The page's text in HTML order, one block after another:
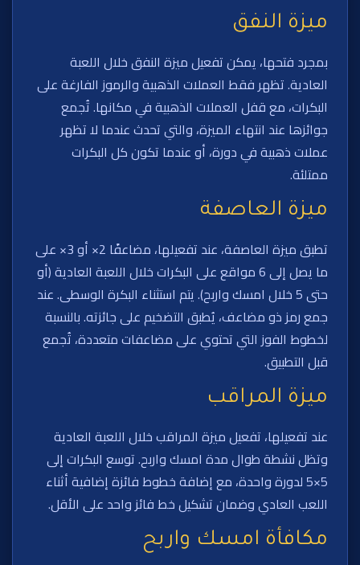
ميزة النفق
بمجرد فتحها، يمكن تفعيل ميزة النفق خلال اللعبة
العادية. تظهر فقط العملات الذهبية والرموز الفارغة على
البكرات، مع قفل العملات الذهبية في مكانها. تُجمع
جوائزها عند انتهاء الميزة، والتي تحدث عندما لا تظهر
عملات ذهبية في دورة، أو عندما تكون كل البكرات
ممتلئة.
ميزة العاصفة
تطبق ميزة العاصفة، عند تفعيلها، مضاعفًا 2× أو 3× على
ما يصل إلى 6 مواقع على البكرات خلال اللعبة العادية (أو
حتى 5 خلال امسك واربح). يتم استثناء البكرة الوسطى. عند
جمع رمز ذو مضاعف، يُطبق التضخيم على جائزته. بالنسبة
لخطوط الفوز التي تحتوي على مضاعفات متعددة، تُجمع
قبل التطبيق.
ميزة المراقب
عند تفعيلها، تفعيل ميزة المراقب خلال اللعبة العادية
وتظل نشطة طوال مدة امسك واربح. توسع البكرات إلى
5×5 لدورة واحدة، مع إضافة خطوط فائزة إضافية أثناء
اللعب العادي وضمان تشكيل خط فائز واحد على الأقل.
مكافأة امسك واربح